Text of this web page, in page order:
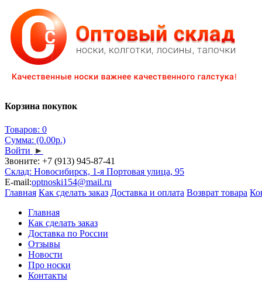
Корзина покупок
Товаров: 0
Сумма: (0.00р.)
Войти ►
Звоните: +7 (913) 945-87-41
Склад: Новосибирск, 1-я Портовая улица, 95
E-mail:optnoski154@mail.ru
Главная Как сделать заказ Доставка и оплата Возврат товара
Главная
Как сделать заказ
Доставка по России
Отзывы
Новости
Про носки
Контакты